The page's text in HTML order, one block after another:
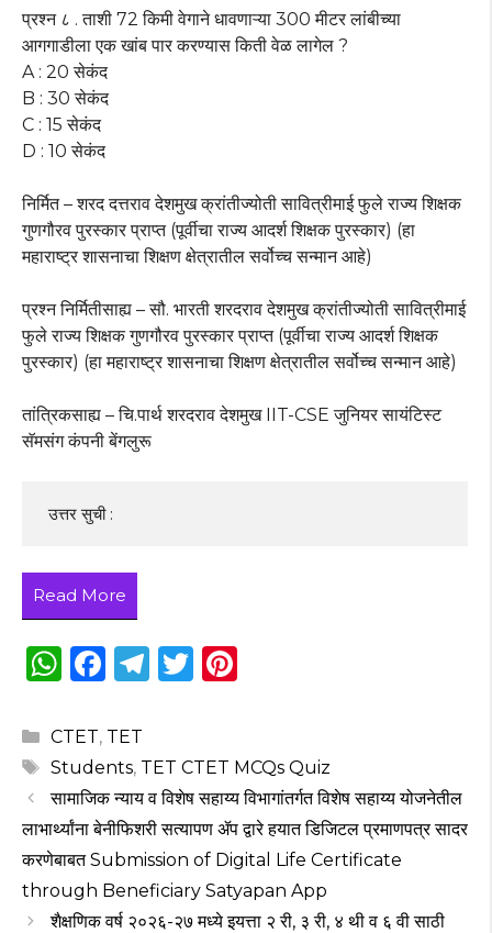
प्रश्न ८ . ताशी 72 किमी वेगाने धावणाऱ्या 300 मीटर लांबीच्या
आगगाडीला एक खांब पार करण्यास किती वेळ लागेल ?
A : 20 सेकंद
B : 30 सेकंद
C : 15 सेकंद
D : 10 सेकंद
निर्मित – शरद दत्तराव देशमुख क्रांतीज्योती सावित्रीमाई फुले राज्य शिक्षक
गुणगौरव पुरस्कार प्राप्त (पूर्वीचा राज्य आदर्श शिक्षक पुरस्कार) (हा
महाराष्ट्र शासनाचा शिक्षण क्षेत्रातील सर्वोच्च सन्मान आहे)
प्रश्न निर्मितीसाह्य – सौ. भारती शरदराव देशमुख क्रांतीज्योती सावित्रीमाई
फुले राज्य शिक्षक गुणगौरव पुरस्कार प्राप्त (पूर्वीचा राज्य आदर्श शिक्षक
पुरस्कार) (हा महाराष्ट्र शासनाचा शिक्षण क्षेत्रातील सर्वोच्च सन्मान आहे)
तांत्रिकसाह्य – चि.पार्थ शरदराव देशमुख IIT-CSE जुनियर सायंटिस्ट
सॅमसंग कंपनी बेंगलुरू
उत्तर सुची :
Read More
W
a
ts
A
p
p
F
c
e
b
o
o
k
T
g
ra
m
T
te
r
re
st
Categories
CTET, TET
Tags
Students, TET CTET MCQs Quiz
सामाजिक न्याय व विशेष सहाय्य विभागांतर्गत विशेष सहाय्य योजनेतील
लाभार्थ्यांना बेनीफिशरी सत्यापण ॲप द्वारे हयात डिजिटल प्रमाणपत्र सादर
करणेबाबत Submission of Digital Life Certificate
through Beneficiary Satyapan App
शैक्षणिक वर्ष २०२६-२७ मध्ये इयत्ता २ री, ३ री, ४ थी व ६ वी साठी